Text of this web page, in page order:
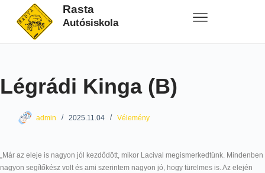
Rasta
Autósiskola
Légrádi Kinga (B)
admin 2025.11.04 Vélemény
„Már az eleje is nagyon jól kezdődött, mikor Lacival megismerkedtünk. Mindenben
nagyon segítőkész volt és ami szerintem nagyon jó, hogy türelmes is. Az elején